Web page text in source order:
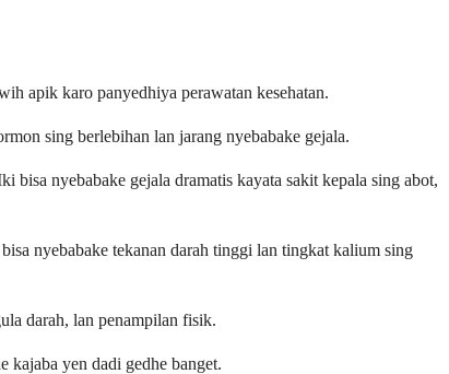
apik karo panyedhiya perawatan kesehatan.
sing berlebihan lan jarang nyebabake gejala.
bisa nyebabake gejala dramatis kayata sakit kepala sing abot,
nyebabake tekanan darah tinggi lan tingkat kalium sing
darah, lan penampilan fisik.
kajaba yen dadi gedhe banget.